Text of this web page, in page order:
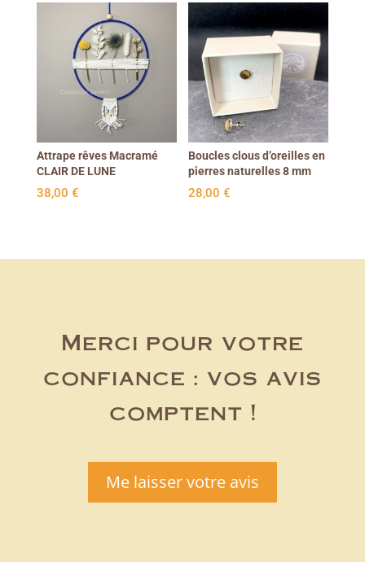
Attrape rêves Macramé
CLAIR DE LUNE
38,00 €
Boucles clous d’oreilles en
pierres naturelles 8 mm
28,00€
Merci pour votre
confiance : vos avis
comptent !
Me laisser votre avis